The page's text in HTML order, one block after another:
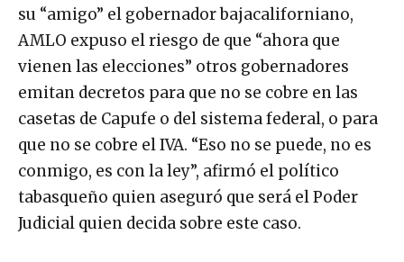
su “amigo” el gobernador bajacaliforniano,
AMLO expuso el riesgo de que “ahora que
vienen las elecciones” otros gobernadores
emitan decretos para que no se cobre en las
casetas de Capufe o del sistema federal, o para
que no se cobre el IVA. “Eso no se puede, no es
conmigo, es con la ley”, afirmó el político
tabasqueño quien aseguró que será el Poder
Judicial quien decida sobre este caso.